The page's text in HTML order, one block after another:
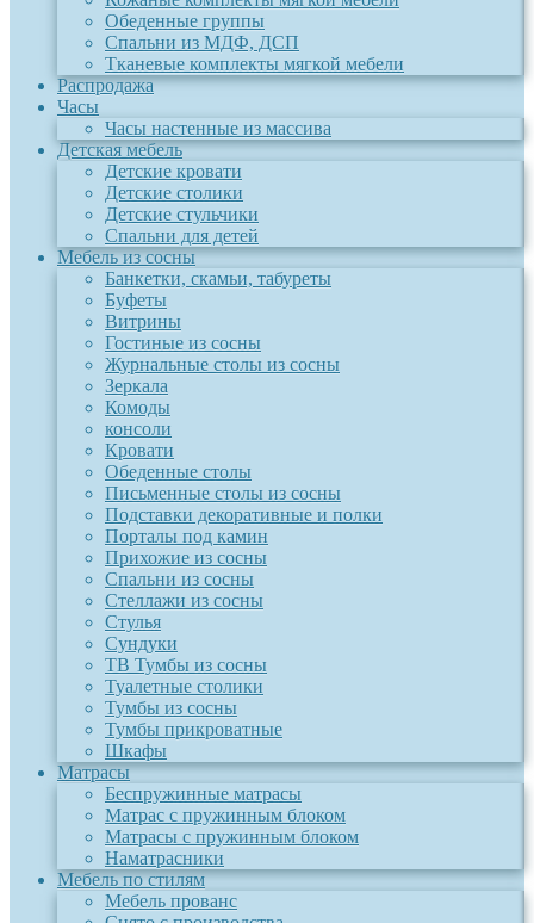
Обеденные группы
Спальни из МДФ, ДСП
Тканевые комплекты мягкой мебели
Распродажа
Часы
Часы настенные из массива
Детская мебель
Детские кровати
Детские столики
Детские стульчики
Спальни для детей
Мебель из сосны
Банкетки, скамьи, табуреты
Буфеты
Витрины
Гостиные из сосны
Журнальные столы из сосны
Зеркала
Комоды
консоли
Кровати
Обеденные столы
Письменные столы из сосны
Подставки декоративные и полки
Порталы под камин
Прихожие из сосны
Спальни из сосны
Стеллажи из сосны
Стулья
Сундуки
ТВ Тумбы из сосны
Туалетные столики
Тумбы из сосны
Тумбы прикроватные
Шкафы
Матрасы
Беспружинные матрасы
Матрас с пружинным блоком
Матрасы с пружинным блоком
Наматрасники
Мебель по стилям
Мебель прованс